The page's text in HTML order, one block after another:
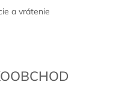
a vrátenie